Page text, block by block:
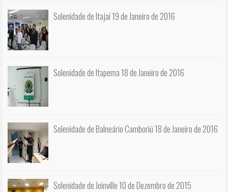
Solenidade de Itajaí 19 de Janeiro de 2016
Solenidade de Itapema 18 de Janeiro de 2016
Solenidade de Balneário Camboriú 18 de Janeiro de 2016
Solenidade de Joinville 10 de Dezembro de 2015